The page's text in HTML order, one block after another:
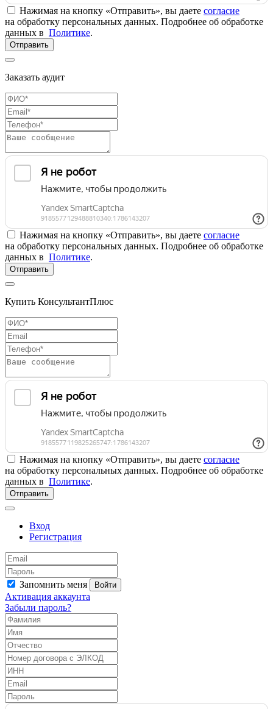
Нажимая на кнопку «Отправить», вы даете согласие
на обработку персональных данных. Подробнее об обработке
данных в Политике.
Отправить
Заказать аудит
Нажимая на кнопку «Отправить», вы даете согласие
на обработку персональных данных. Подробнее об обработке
данных в Политике.
Отправить
Купить КонсультантПлюс
Нажимая на кнопку «Отправить», вы даете согласие
на обработку персональных данных. Подробнее об обработке
данных в Политике.
Отправить
Вход
Регистрация
Запомнить меня Войти
Активация аккаунта
Забыли пароль?